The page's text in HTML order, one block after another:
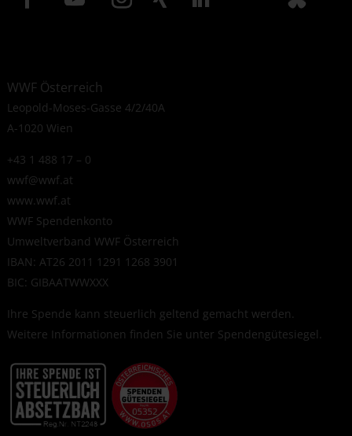
WWF Österreich
Leopold-Moses-Gasse 4/2/40A
A-1020 Wien
+43 1 488 17 – 0
wwf@wwf.at
www.wwf.at
WWF Spendenkonto
Umweltverband WWF Österreich
IBAN: AT26 2011 1291 1268 3901
BIC: GIBAATWWXXX
Ihre Spende kann steuerlich geltend gemacht werden.
Weitere Informationen finden Sie unter Spendengütesiegel.